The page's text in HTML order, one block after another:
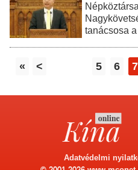
tanácsosa
« < 5 6 7
Adatvédelmi